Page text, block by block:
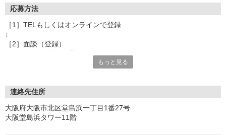
応募方法
［1］TELもしくはオンラインで登録
↓
［2］面談（登録）
［3］お仕事の紹介
ご希望条件に合うお仕事があればその他のお仕事もご紹介
↓
もっと見る
連絡先住所
大阪府大阪市北区堂島浜一丁目1番27号
大阪堂島浜タワー11階